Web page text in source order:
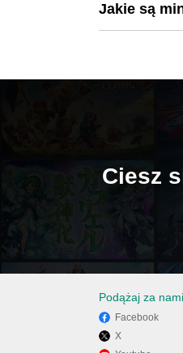
Jakie są
Ciesz
Podążaj za nami
Facebook
X